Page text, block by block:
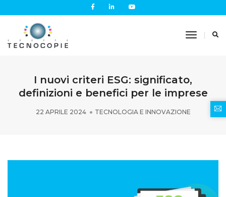
Toggle
I nuovi criteri ESG: significato,
definizioni e benefici per le imprese
22 APRILE 2024 TECNOLOGIA E INNOVAZIONE